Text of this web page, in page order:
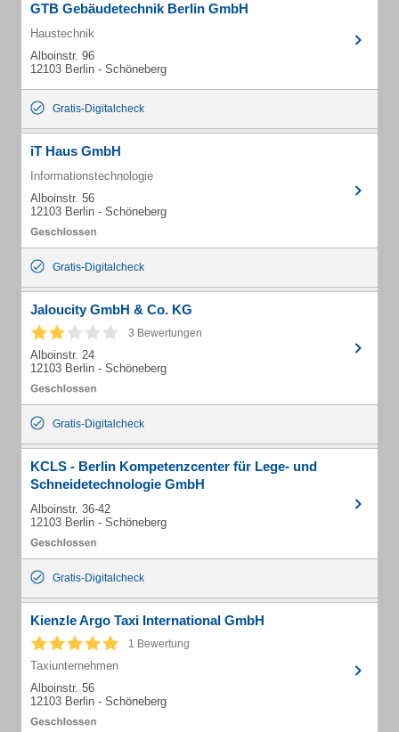
GTB Gebäudetechnik Berlin GmbH
Haustechnik
Alboinstr. 96
12103 Berlin - Schöneberg
Gratis-Digitalcheck
iT Haus GmbH
Informationstechnologie
Alboinstr. 56
12103 Berlin - Schöneberg
Gratis-Digitalcheck
Jaloucity GmbH & Co. KG
3 Bewertungen
Alboinstr. 24
12103 Berlin - Schöneberg
Gratis-Digitalcheck
KCLS - Berlin Kompetenzcenter für Lege- und
Schneidetechnologie GmbH
Alboinstr. 36-42
12103 Berlin - Schöneberg
Gratis-Digitalcheck
Kienzle Argo Taxi International GmbH
1 Bewertung
Taxiunternehmen
Alboinstr. 56
12103 Berlin - Schöneberg